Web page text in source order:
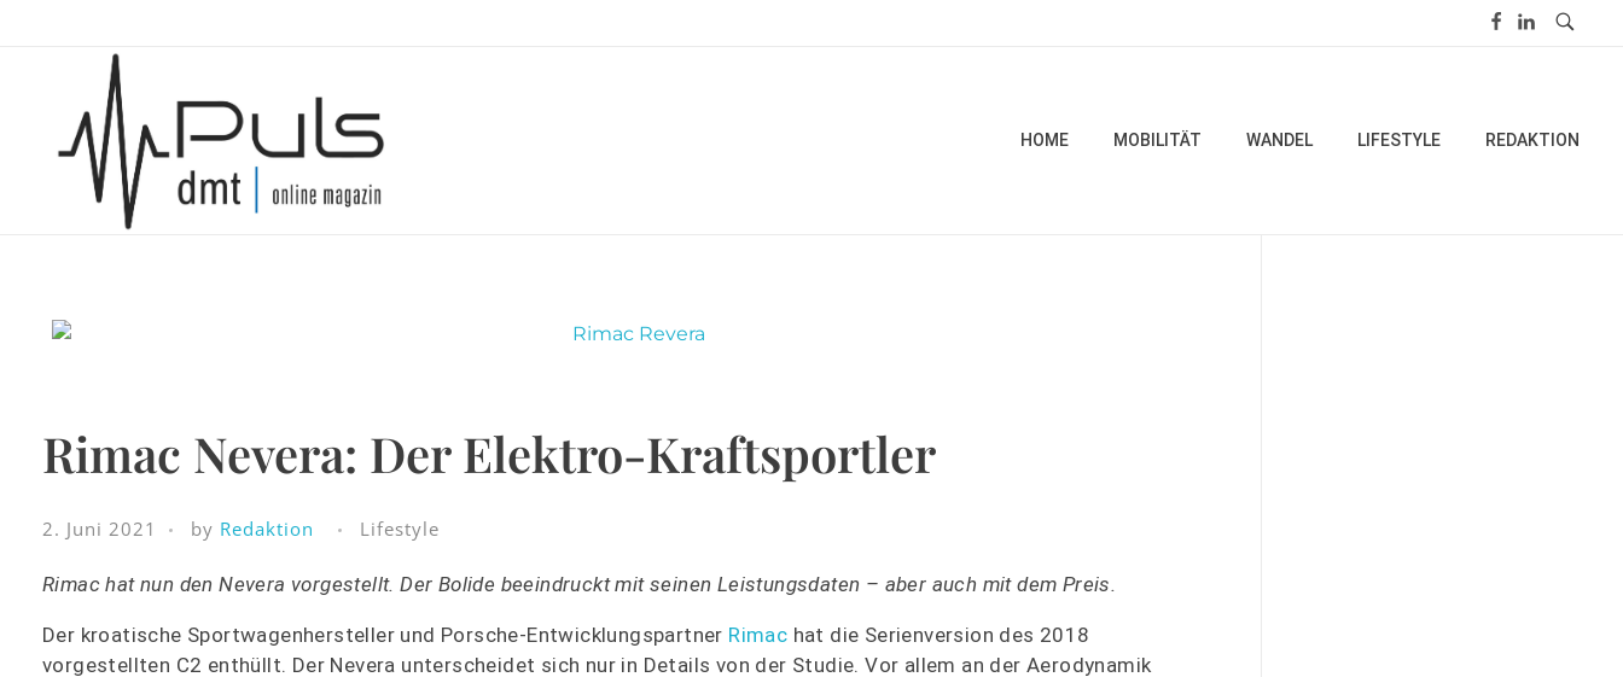
Puls Magazin
Zukunft der Mobilität
HOME MOBILITÄT WANDEL LIFESTYLE REDAKTION
Rimac Nevera: Der Elektro-Kraftsportler
2. Juni 2021 by Redaktion Lifestyle
Rimac hat nun den Nevera vorgestellt. Der Bolide beeindruckt mit seinen Leistungsdaten – aber auch mit dem Preis.
Der kroatische Sportwagenhersteller und Porsche-Entwicklungspartner Rimac hat die Serienversion des 2018
vorgestellten C2 enthüllt. Der Nevera unterscheidet sich nur in Details von der Studie. Vor allem an der Aerodynamik